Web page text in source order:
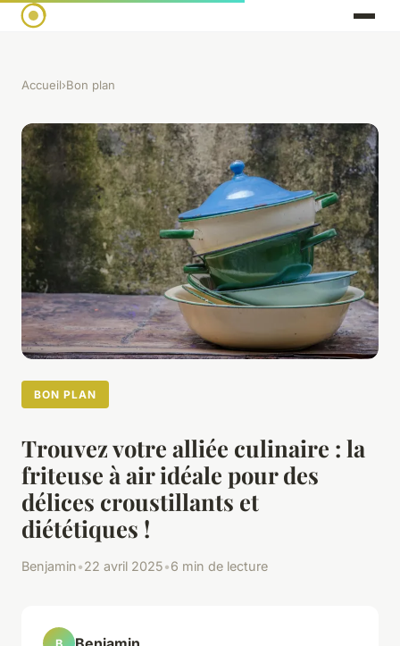
Accueil›Bon plan
BON PLAN
Trouvez votre alliée culinaire : la
friteuse à air idéale pour des
délices croustillants et
diététiques !
Benjamin•22 avril 2025•6 min de lecture